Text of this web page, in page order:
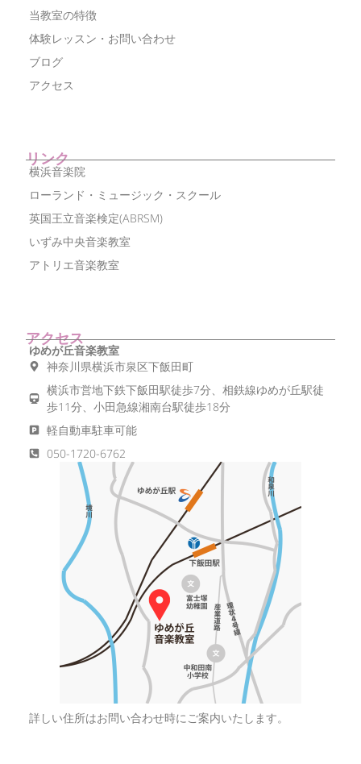
当教室の特徴
体験レッスン・お問い合わせ
ブログ
アクセス
リンク
横浜音楽院
ローランド・ミュージック・スクール
英国王立音楽検定(ABRSM)
いずみ中央音楽教室
アトリエ音楽教室
アクセス
ゆめが丘音楽教室
神奈川県横浜市泉区下飯田町
横浜市営地下鉄下飯田駅徒歩7分、相鉄線ゆめが丘駅徒
歩11分、小田急線湘南台駅徒歩18分
軽自動車駐車可能
050-1720-6762
詳しい住所はお問い合わせ時にご案内いたします。